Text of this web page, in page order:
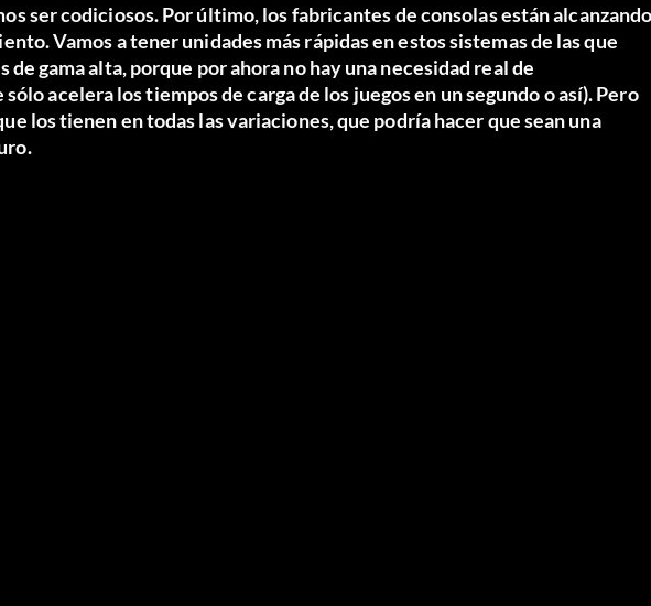
ser codiciosos. Por último, los fabricantes de consolas están
Vamos a tener unidades más rápidas en estos sistemas de las que
gama alta, porque por ahora no hay una necesidad real de
acelera los tiempos de carga de los juegos en un segundo o así). Pero
los tienen en todas las variaciones, que podría hacer que sean una